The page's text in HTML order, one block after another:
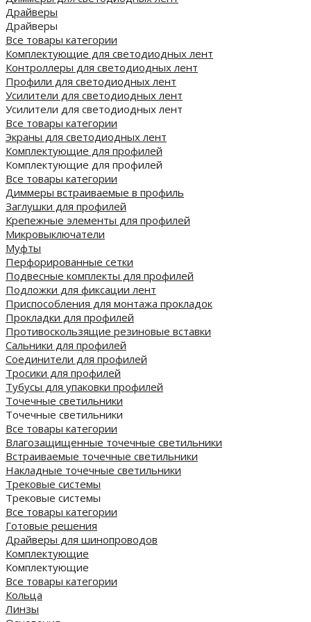
Драйверы
Драйверы
Все товары категории
Комплектующие для светодиодных лент
Контроллеры для светодиодных лент
Профили для светодиодных лент
Усилители для светодиодных лент
Усилители для светодиодных лент
Все товары категории
Экраны для светодиодных лент
Комплектующие для профилей
Комплектующие для профилей
Все товары категории
Диммеры встраиваемые в профиль
Заглушки для профилей
Крепежные элементы для профилей
Микровыключатели
Муфты
Перфорированные сетки
Подвесные комплекты для профилей
Подложки для фиксации лент
Приспособления для монтажа прокладок
Прокладки для профилей
Противоскользящие резиновые вставки
Сальники для профилей
Соединители для профилей
Тросики для профилей
Тубусы для упаковки профилей
Точечные светильники
Точечные светильники
Все товары категории
Влагозащищенные точечные светильники
Встраиваемые точечные светильники
Накладные точечные светильники
Трековые системы
Трековые системы
Все товары категории
Готовые решения
Драйверы для шинопроводов
Комплектующие
Комплектующие
Все товары категории
Кольца
Линзы